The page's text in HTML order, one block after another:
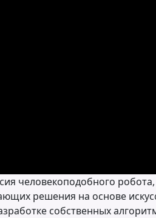
человекоподобного
решения на основе
собственных